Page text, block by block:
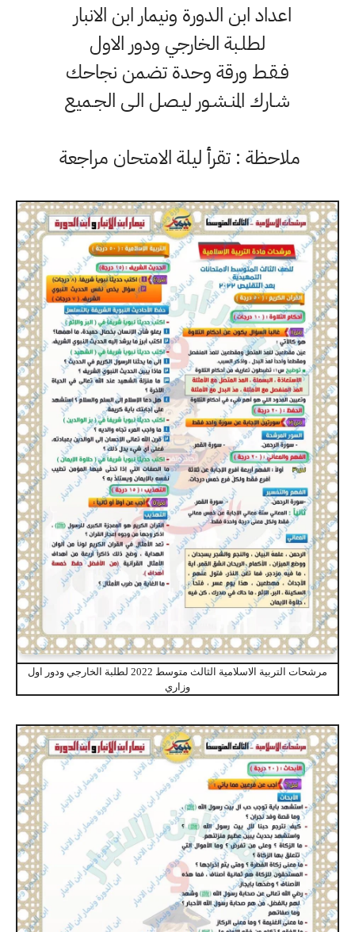
اعداد ابن الدورة ونيمار ابن الانبار
لطلـبة الخارجي ودور الاول
فـقـط ورقة وحدة تضمن نجاحك
شـارك المنـشـور ليـصل الـى الجـميع
ملاحظة : تقرأ ليلة الامتحان مراجعة
مرشحات التربية الاسلامية الثالث متوسط 2022 لطلبة الخارجي ودور اول
وزاري